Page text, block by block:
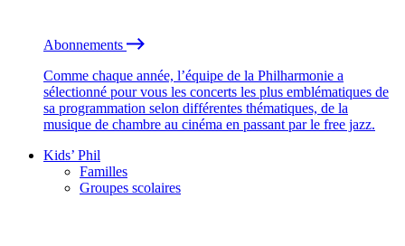
Abonnements
Comme chaque année, l’équipe de la Philharmonie a
sélectionné pour vous les concerts les plus emblématiques de
sa programmation selon différentes thématiques, de la
musique de chambre au cinéma en passant par le free jazz.
Kids’ Phil
Familles
Groupes scolaires